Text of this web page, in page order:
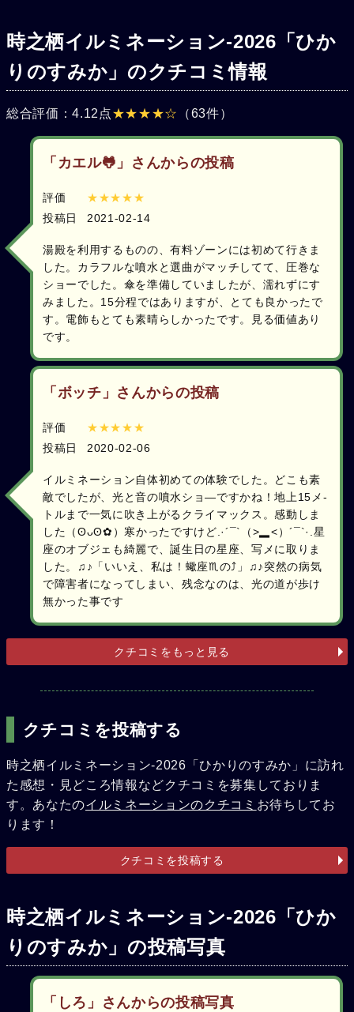
時之栖イルミネーション-2026「ひか
りのすみか」のクチコミ情報
総合評価：4.12点★★★★☆ （63件）
「カエル🐸」さんからの投稿
評価
★★★★★
投稿日
2021-02-14
湯殿を利用するものの、有料ゾーンには初めて行きま
した。カラフルな噴水と選曲がマッチしてて、圧巻な
ショーでした。傘を準備していましたが、濡れずにす
みました。15分程ではありますが、とても良かったで
す。電飾もとても素晴らしかったです。見る価値あり
です。
「ボッチ」さんからの投稿
評価
★★★★★
投稿日
2020-02-06
イルミネーション自体初めての体験でした。どこも素
敵でしたが、光と音の噴水ショ―ですかね！地上15メ-
トルまで一気に吹き上がるクライマックス。感動しま
した（ʘᴗʘ✿）寒かったですけど.·´¯`（>▂<）´¯`·.星
座のオブジェも綺麗で、誕生日の星座、写メに取りま
した。♫♪「いいえ、私は！蠍座♏の⤴️」♫♪突然の病気
で障害者になってしまい、残念なのは、光の道が歩け
無かった事です
クチコミをもっと見る
クチコミを投稿する
時之栖イルミネーション-2026「ひかりのすみか」に訪れ
た感想・見どころ情報などクチコミを募集しておりま
す。あなたのイルミネーションのクチコミ お待ちしてお
ります！
クチコミを投稿する
時之栖イルミネーション-2026「ひか
りのすみか」の投稿写真
「しろ」さんからの投稿写真